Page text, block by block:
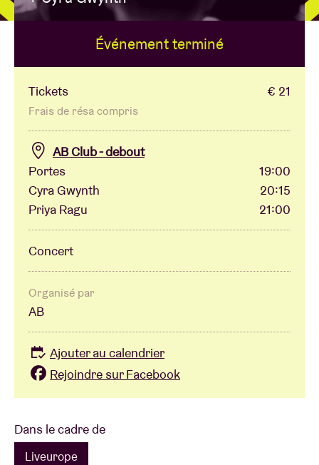
Location de salles
BRDCST
ABtv
Chèque-concert
À propos de l'AB
Contact
Dans le cadre de
Liveurope
Événement terminé
Tickets € 21
Frais de résa compris
AB Club - debout
Portes
19:00
Cyra Gwynth
20:15
Priya Ragu
21:00
Concert
Organisé par
AB
Ajouter au calendrier
Rejoindre sur Facebook